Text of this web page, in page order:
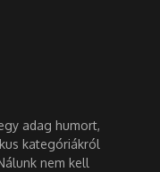
adag humort,
kategóriákról
nem kell